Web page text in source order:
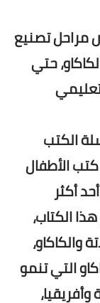
مراحل تصنيع
حتي
الكتب
الأطفال
أكثر
الكتاب،
والكاكاو،
التي تنمو